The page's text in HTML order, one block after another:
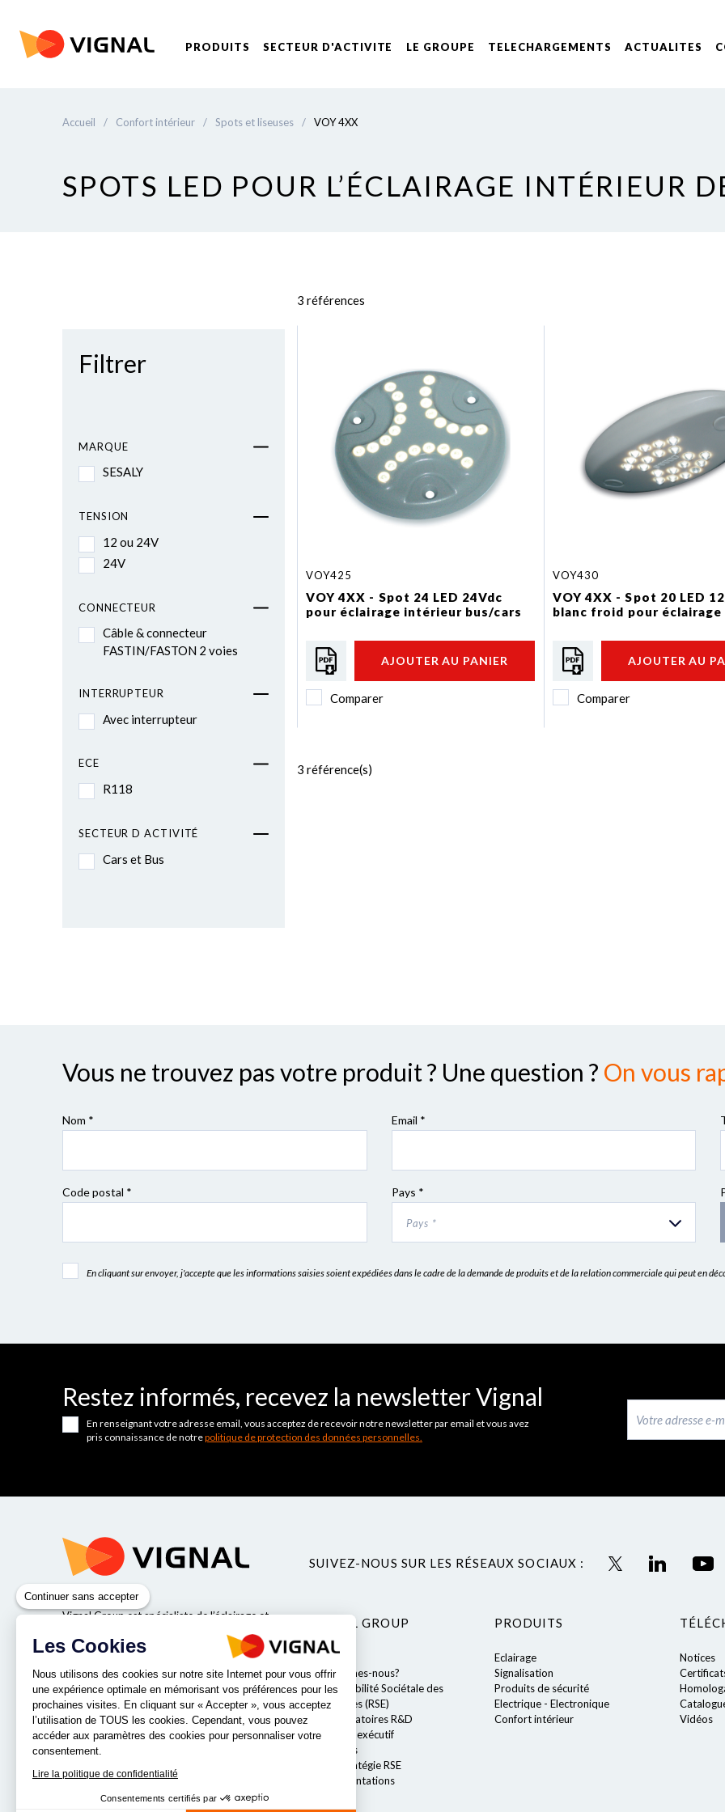
PRODUITS SECTEUR D'ACTIVITE LE GROUPE TELECHARGEMENTS ACTUALITES
Accueil / Confort intérieur / Spots et liseuses / VOY 4XX
SPOTS LED POUR L’ÉCLAIRAGE INTÉRIEUR
Filtrer
MARQUE
SESALY
TENSION
12 ou 24V
24V
CONNECTEUR
Câble & connecteur
FASTIN/FASTON 2 voies
INTERRUPTEUR
Avec interrupteur
ECE
R118
SECTEUR D ACTIVITÉ
Cars et Bus
3 références
VOY425
VOY 4XX - Spot 24 LED 24Vdc
pour éclairage intérieur bus/cars
AJOUTER AU PANIER
Comparer
VOY430
VOY 4XX - Spot 20 LED
blanc froid pour éclairage
AJOUTER AU
Comparer
3 référence(s)
Vous ne trouvez pas votre produit ? Une question ? On vous
Nom * Email *
Code postal * Pays *
Pays *
En cliquant sur envoyer, j'accepte que les informations saisies soient expédiées dans le cadre de la demande de produits et de la relation commerciale qui peut en
Restez informés, recevez la newsletter Vignal
En renseignant votre adresse email, vous acceptez de recevoir notre newsletter par email et vous avez
pris connaissance de notrepolitique de protection des données personnelles.
Vignal Group est spécialiste de l’éclairage et
de la sécurité pour véhicules industriels.
NOS IMPLANTATIONS
SUIVEZ-NOUS SUR LES RÉSEAUX SOCIAUX :
VIGNAL GROUP
Valeurs
Qui sommes-nous?
Responsabilité Sociétale des
Entreprises (RSE)
Nos laboratoires R&D
Le comité exécutif
Nos offres
Notre stratégie RSE
Nos implantations
PRODUITS
Eclairage
Signalisation
Produits de sécurité
Electrique - Electronique
Confort intérieur
Notices
Vidéos
Continuer sans accepter
Les Cookies
Nous utilisons des cookies sur notre site Internet pour vous offrir
une expérience optimale en mémorisant vos préférences pour les
prochaines visites. En cliquant sur « Accepter », vous acceptez
l’utilisation de TOUS les cookies. Cependant, vous pouvez
accéder aux paramètres des cookies pour personnaliser votre
consentement.
Lire la politique de confidentialité
Consentements certifiés par